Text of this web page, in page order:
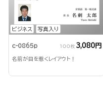
ビジネス 写真入り
c-0865p 100枚 3,080円
名前が目を惹くレイアウト！